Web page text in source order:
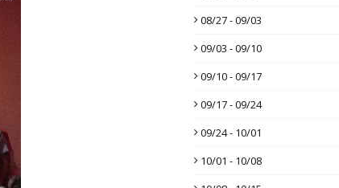
08/27 - 09/03
09/03 - 09/10
09/10 - 09/17
09/17 - 09/24
09/24 - 10/01
10/01 - 10/08